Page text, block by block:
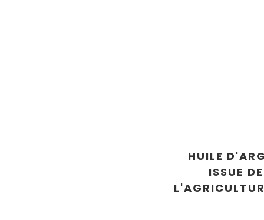
HUILE
ISSUE DE